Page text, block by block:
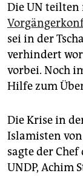
Die UN
sei in der
verhindert
vorbei. Noch
Hilfe zum
Die Krise in
Islamisten
sagte der
UNDP, Achim